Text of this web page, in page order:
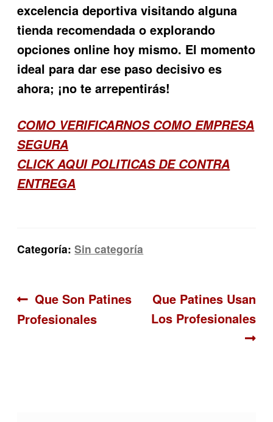
excelencia deportiva visitando alguna
tienda recomendada o explorando
opciones online hoy mismo. El momento
ideal para dar ese paso decisivo es
ahora; ¡no te arrepentirás!
COMO VERIFICARNOS COMO EMPRESA
SEGURA
CLICK AQUI POLITICAS DE CONTRA
ENTREGA
Categoría:Sin categoría
Navegación
de
Anterior:
Que Son Patines
Profesionales
Siguiente:
Que Patines Usan
Los Profesionales